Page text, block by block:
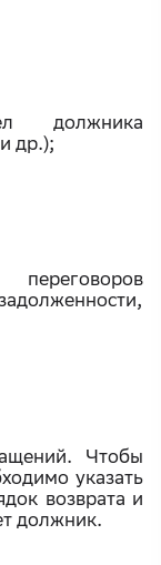
должника
др.);
Чтобы
указать
возврата и
должник.